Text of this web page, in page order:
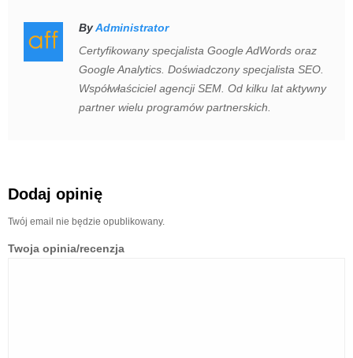
ByAdministrator
Certyfikowany specjalista Google AdWords oraz
Google Analytics. Doświadczony specjalista SEO.
Współwłaściciel agencji SEM. Od kilku lat aktywny
partner wielu programów partnerskich.
Dodaj opinię
Twój email nie będzie opublikowany.
Twoja opinia/recenzja